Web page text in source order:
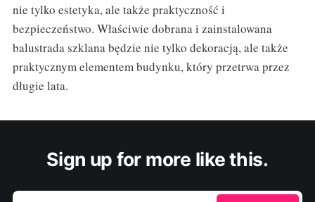
nie tylko estetyka, ale także praktyczność i
bezpieczeństwo. Właściwie dobrana i zainstalowana
balustrada szklana będzie nie tylko dekoracją, ale także
praktycznym elementem budynku, który przetrwa przez
długie lata.
Sign up for more like this.